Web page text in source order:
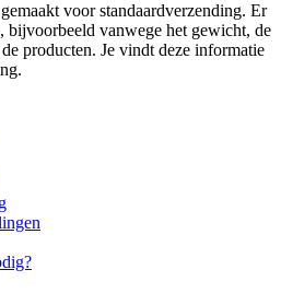
voor standaardverzending. Er
bijvoorbeeld vanwege het gewicht, de
producten. Je vindt deze informatie